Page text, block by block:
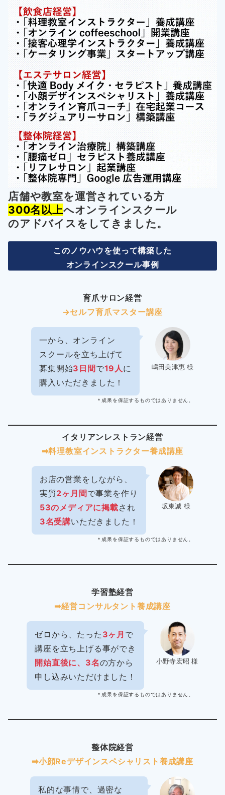
店舗や教室を運営されている方
300名以上へオンラインスクール
のアドバイスをしてきました。
このノウハウを使って構築した
オンラインスクール事例
育爪サロン経営
→セルフ育爪マスター講座
嶋田美津惠 様
一から、オンライン
スクールを立ち上げて
募集開始3日間で19人 に
購入いただきました！
＊成果を保証するものではありません。
イタリアンレストラン経営
➡︎料理教室インストラクター養成講座
坂東誠 様
お店の営業をしながら、
実質2ヶ月間で事業を作り
53のメディアに掲載され
3名受講いただきました！
＊成果を保証するものではありません。
学習塾経営
➡︎経営コンサルタント養成講座
小野寺宏昭 様
ゼロから、たった 3ヶ月 で
講座を立ち上げる事ができ
開始直後に、3名の方から
申し込みいただけました！
＊成果を保証するものではありません。
整体院経営
➡︎小顔Reデザインスペシャリスト養成講座
私的な事情で、過密な